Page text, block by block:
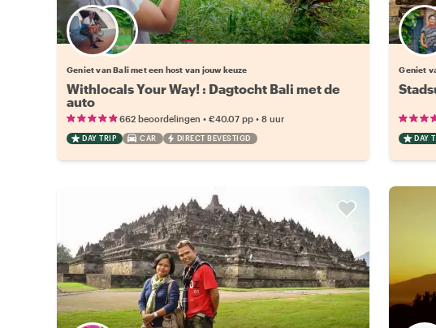
Kies jouw favoriete local
Geniet van Bali met een host van jouw keuze
Withlocals Your Way! : Dagtocht Bali met de
auto
662 beoordelingen • €40.07 pp • 8 uur
DAY TRIP CAR DIRECT BEVESTIGD
Geniet
DAY